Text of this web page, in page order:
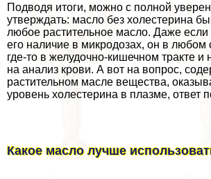
Подводя итоги, можно с полной
утверждать: масло без холестерина
любое растительное масло. Даже если
его наличие в микродозах, он в любом
где-то в желудочно-кишечном тpaкте и
на анализ крови. А вот на вопрос,
растительном масле вещества,
уровень холестерина в плазме, ответ
Какое масло лучше